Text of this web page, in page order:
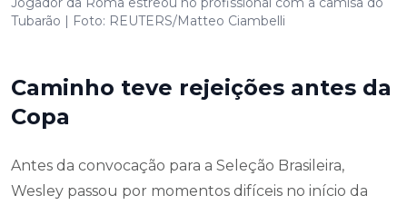
Tubarão | Foto: REUTERS/Matteo Ciambelli
Caminho teve rejeições antes da
Copa
Antes da convocação para a Seleção Brasileira,
Wesley passou por momentos difíceis no início da